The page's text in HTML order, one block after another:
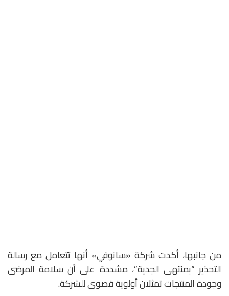
من جانبها، أكدت شركة «سانوفي» أنها تتعامل مع رسالة
التحذير “بمنتهى الجدية”، مشددة على أن سلامة المرضى
وجودة المنتجات تمثلان أولوية قصوى للشركة.